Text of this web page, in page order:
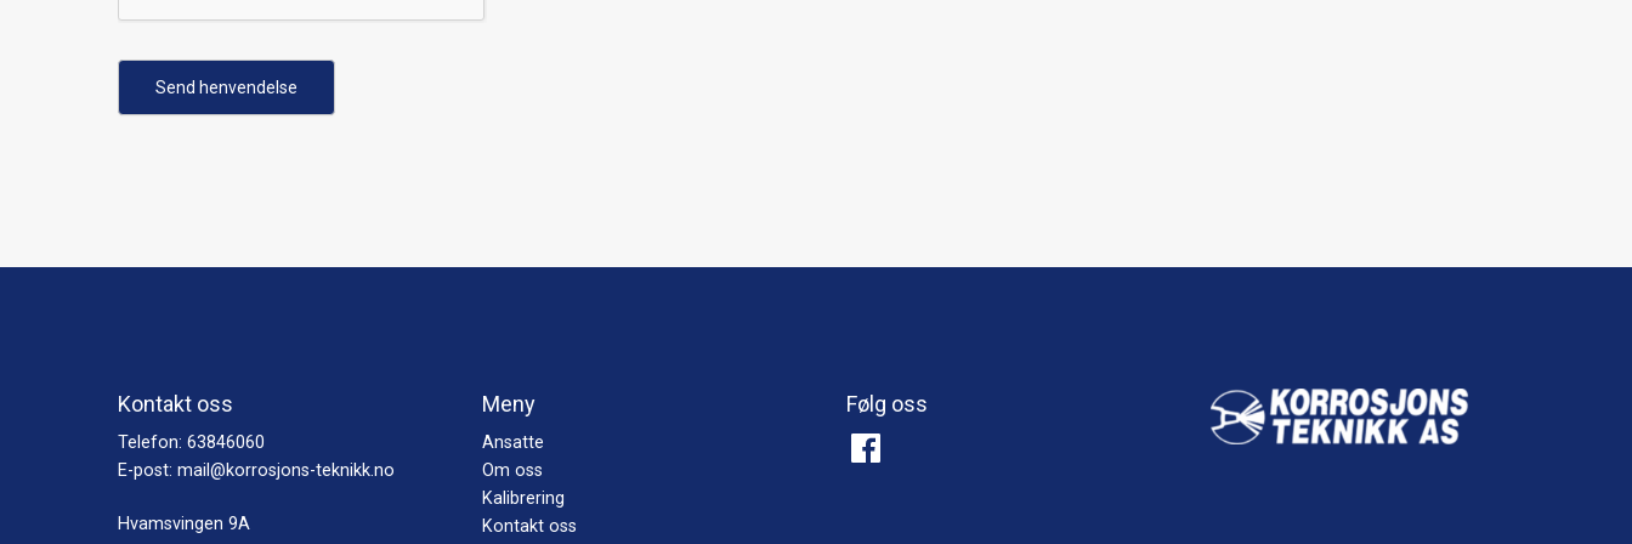
Send henvendelse
Kontakt oss
Telefon: 63846060
E-post: mail@korrosjons-teknikk.no
Hvamsvingen 9A
Meny
Ansatte
Om oss
Kalibrering
Kontakt oss
Følg oss